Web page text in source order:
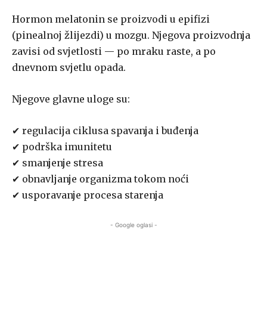
Hormon melatonin se proizvodi u epifizi
(pinealnoj žlijezdi) u mozgu. Njegova proizvodnja
zavisi od svjetlosti — po mraku raste, a po
dnevnom svjetlu opada.
Njegove glavne uloge su:
✔ regulacija ciklusa spavanja i buđenja
✔ podrška imunitetu
✔ smanjenje stresa
✔ obnavljanje organizma tokom noći
✔ usporavanje procesa starenja
- Google oglasi -